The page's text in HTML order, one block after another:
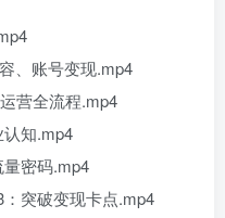
、账号变现.mp4
营全流程.mp4
知.mp4
密码.mp4
突破变现卡点.mp4